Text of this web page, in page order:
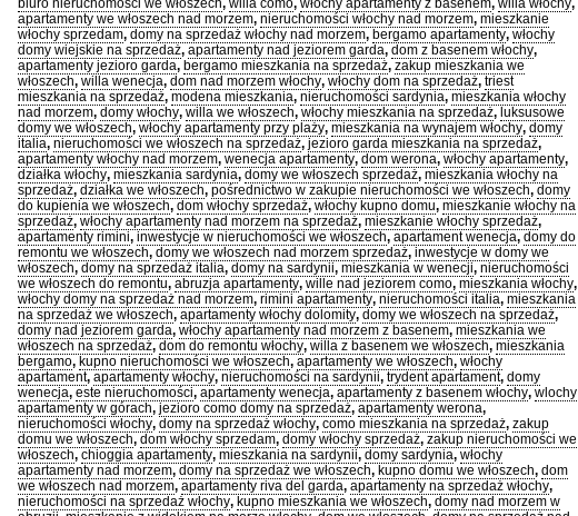
biuro nieruchomości we włoszech, willa como, włochy apartamenty z basenem, willa włochy,
apartamenty we włoszech nad morzem, nieruchomości włochy nad morzem, mieszkanie
włochy sprzedam, domy na sprzedaż włochy nad morzem, bergamo apartamenty, włochy
domy wiejskie na sprzedaż, apartamenty nad jeziorem garda, dom z basenem włochy,
apartamenty jezioro garda, bergamo mieszkania na sprzedaż, zakup mieszkania we
włoszech, willa wenecja, dom nad morzem włochy, włochy dom na sprzedaż, triest
mieszkania na sprzedaż, modena mieszkania, nieruchomości sardynia, mieszkania włochy
nad morzem, domy włochy, willa we włoszech, włochy mieszkania na sprzedaż, luksusowe
domy we włoszech, włochy apartamenty przy plaży, mieszkania na wynajem włochy, domy
italia, nieruchomości we włoszech na sprzedaż, jezioro garda mieszkania na sprzedaż,
apartamenty włochy nad morzem, wenecja apartamenty, dom werona, włochy apartamenty,
działka włochy, mieszkania sardynia, domy we włoszech sprzedaż, mieszkania włochy na
sprzedaż, działka we włoszech, pośrednictwo w zakupie nieruchomości we włoszech, domy
do kupienia we włoszech, dom włochy sprzedaż, włochy kupno domu, mieszkanie włochy na
sprzedaż, włochy apartamenty nad morzem na sprzedaż, mieszkanie włochy sprzedaż,
apartamenty rimini, inwestycje w nieruchomości we włoszech, apartament wenecja, domy do
remontu we włoszech, domy we włoszech nad morzem sprzedaż, inwestycje w domy we
włoszech, domy na sprzedaż italia, domy na sardynii, mieszkania w wenecji, nieruchomości
we włoszech do remontu, abruzja apartamenty, wille nad jeziorem como, mieszkania włochy,
włochy domy na sprzedaż nad morzem, rimini apartamenty, nieruchomości italia, mieszkania
na sprzedaż we włoszech, apartamenty włochy dolomity, domy we włoszech na sprzedaż,
domy nad jeziorem garda, włochy apartamenty nad morzem z basenem, mieszkania we
włoszech na sprzedaż, dom do remontu włochy, willa z basenem we włoszech, mieszkania
bergamo, kupno nieruchomości we włoszech, apartamenty we włoszech, włochy
apartament, apartamenty włochy, nieruchomości na sardynii, trydent apartament, domy
wenecja, este nieruchomości, apartamenty wenecja, apartamenty z basenem włochy, wlochy
apartamenty w górach, jezioro como domy na sprzedaż, apartamenty werona,
nieruchomości włochy, domy na sprzedaż włochy, como mieszkania na sprzedaż, zakup
domu we włoszech, dom włochy sprzedam, domy włochy sprzedaż, zakup nieruchomości we
włoszech, chioggia apartamenty, mieszkania na sardynii, domy sardynia, włochy
apartamenty nad morzem, domy na sprzedaż we włoszech, kupno domu we włoszech, dom
we włoszech nad morzem, apartamenty riva del garda, apartamenty na sprzedaż włochy,
nieruchomości na sprzedaż włochy, kupno mieszkania we włoszech, domy nad morzem w